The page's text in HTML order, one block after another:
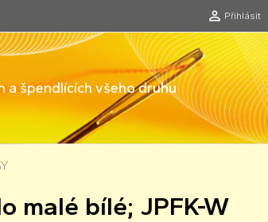
Přihlásit
a špendlících všeho druhu
malé bílé; JPFK-W